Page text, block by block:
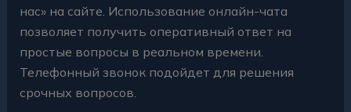
нас» на сайте. Использование онлайн-чата
позволяет получить оперативный ответ на
простые вопросы в реальном времени.
Телефонный звонок подойдет для решения
срочных вопросов.